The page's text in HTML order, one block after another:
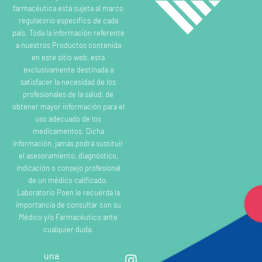
farmacéutica está sujeta al marco
regulatorio específico de cada
país. Toda la información referente
a nuestros Productos contenida
en este sitio web, esta
exclusivamente destinada a
satisfacer la necesidad de los
profesionales de la salud, de
obtener mayor información para el
uso adecuado de los
medicamentos. Dicha
información, jamás podrá sustituir
el asesoramiento, diagnóstico,
indicación o consejo profesional
de un médico calificado.
Laboratorio Poen le recuerda la
importancia de consultar con su
Médico y/o Farmacéutico ante
cualquier duda.
una